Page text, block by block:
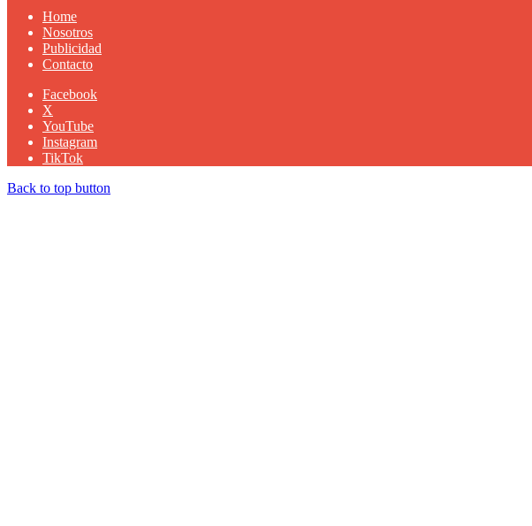
Home
Nosotros
Publicidad
Contacto
Facebook
X
YouTube
Instagram
TikTok
Back to top button